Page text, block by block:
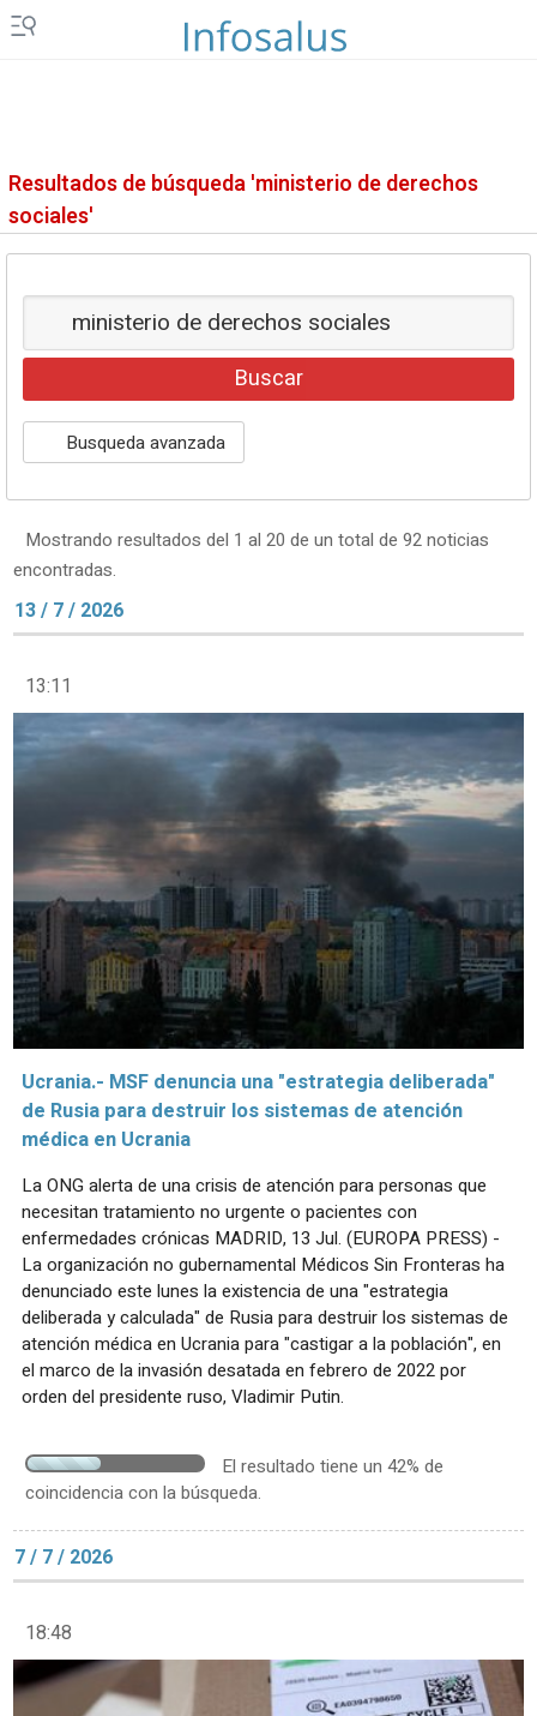
Resultados de búsqueda 'ministerio de derechos
sociales'
Busqueda avanzada
Mostrando resultados del 1 al 20 de un total de 92 noticias
encontradas.
13 / 7 / 2026
13:11
Ucrania.- MSF denuncia una "estrategia deliberada"
de Rusia para destruir los sistemas de atención
médica en Ucrania
La ONG alerta de una crisis de atención para personas que
necesitan tratamiento no urgente o pacientes con
enfermedades crónicas MADRID, 13 Jul. (EUROPA PRESS) -
La organización no gubernamental Médicos Sin Fronteras ha
denunciado este lunes la existencia de una "estrategia
deliberada y calculada" de Rusia para destruir los sistemas de
atención médica en Ucrania para "castigar a la población", en
el marco de la invasión desatada en febrero de 2022 por
orden del presidente ruso, Vladimir Putin.
El resultado tiene un 42% de
coincidencia con la búsqueda.
7 / 7 / 2026
18:48